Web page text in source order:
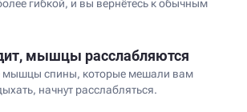
гибкой, и вы вернётесь к обычным
мышцы расслабляются
спины, которые мешали вам
начнут расслабляться.